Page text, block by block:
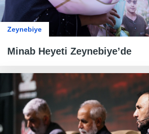
Zeynebiye
Minab Heyeti Zeynebiye’de